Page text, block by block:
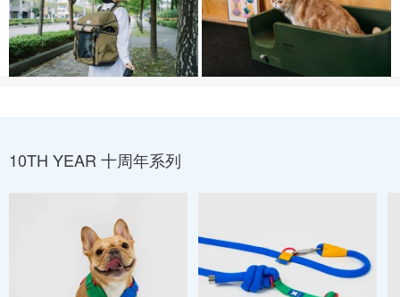
10TH YEAR 十周年系列